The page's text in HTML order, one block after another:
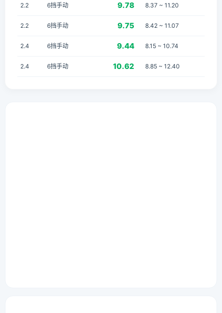
2.2 6挡手动 9.78 8.37 ~ 11.20
2.2 6挡手动 9.75 8.42 ~ 11.07
2.4 6挡手动 9.44 8.15 ~ 10.74
2.4 6挡手动 10.62 8.85 ~ 12.40